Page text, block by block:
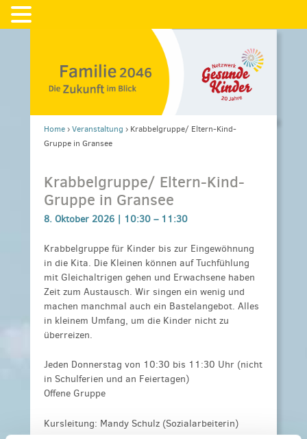
Home›Veranstaltung › Krabbelgruppe/ Eltern-Kind-
Gruppe in Gransee
Krabbelgruppe/ Eltern-Kind-
Gruppe in Gransee
8. Oktober 2026 | 10:30 – 11:30
Krabbelgruppe für Kinder bis zur Eingewöhnung
in die Kita. Die Kleinen können auf Tuchfühlung
mit Gleichaltrigen gehen und Erwachsene haben
Zeit zum Austausch. Wir singen ein wenig und
machen manchmal auch ein Bastelangebot. Alles
in kleinem Umfang, um die Kinder nicht zu
überreizen.
Jeden Donnerstag von 10:30 bis 11:30 Uhr (nicht
in Schulferien und an Feiertagen)
Offene Gruppe
Kursleitung: Mandy Schulz (Sozialarbeiterin)